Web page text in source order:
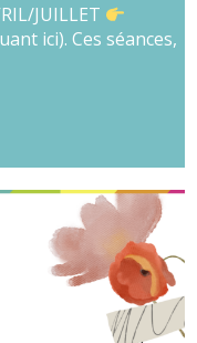
JUILLET
ici). Ces séances,